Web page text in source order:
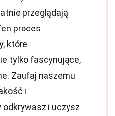
przeglądają
proces
które
tylko fascynujące,
Zaufaj naszemu
i
i uczysz